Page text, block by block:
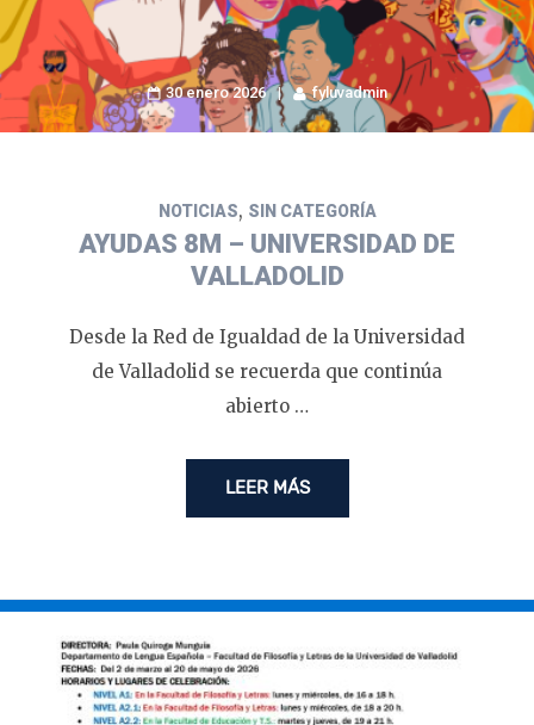
30 enero 2026 fyluvadmin
NOTICIAS, SIN CATEGORÍA
AYUDAS 8M – UNIVERSIDAD DE
VALLADOLID
Desde la Red de Igualdad de la Universidad
de Valladolid se recuerda que continúa
abierto …
LEER MÁS